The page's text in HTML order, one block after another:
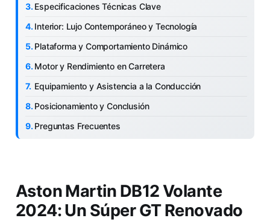
Especificaciones Técnicas Clave
Interior: Lujo Contemporáneo y Tecnología
Plataforma y Comportamiento Dinámico
Motor y Rendimiento en Carretera
Equipamiento y Asistencia a la Conducción
Posicionamiento y Conclusión
Preguntas Frecuentes
Aston Martin DB12 Volante
2024: Un Súper GT Renovado